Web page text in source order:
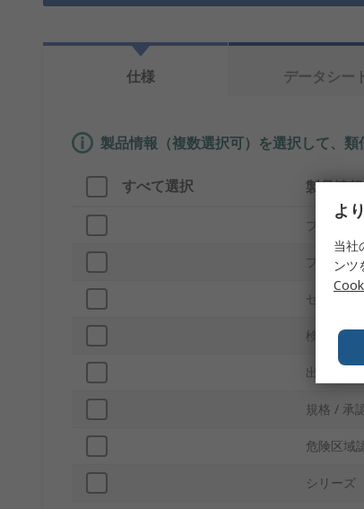
仕様 データシー
製品情報（複数選択可）を選択して、類
すべて選択 製品情報
ブランド
プロダク
センサー
検出タイプ
出力タイプ
規格 / 承
危険区域
シリーズ
よ
当社
ンツ